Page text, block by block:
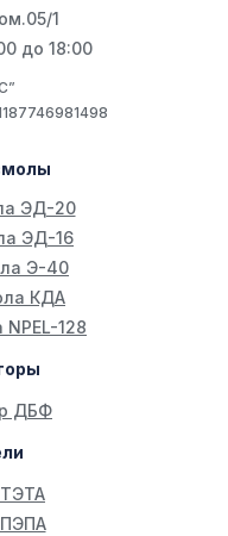
ЭД-20
ЭД-16
Э-40
КДА
128
ДБФ
1
до 18:00